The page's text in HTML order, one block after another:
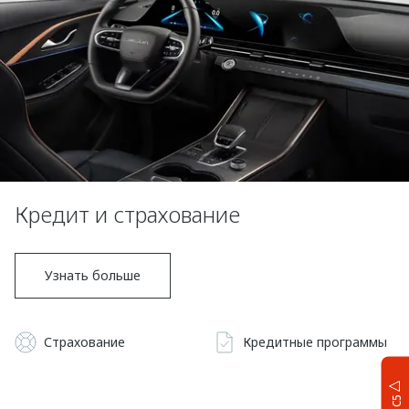
Кредит и страхование
Узнать больше
Страхование Кредитные программы